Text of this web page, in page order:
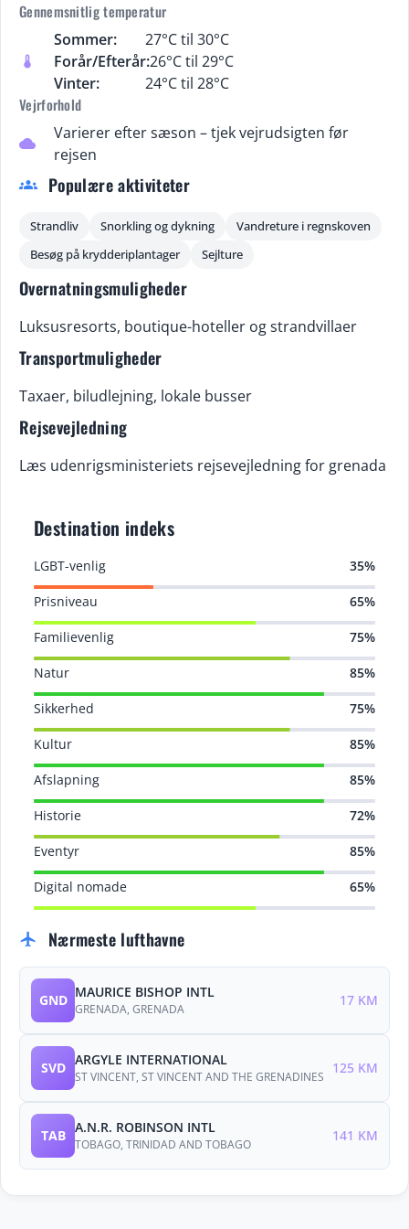
Gennemsnitlig temperatur
thermostat
Sommer:
27°C til 30°C
Forår/Efterår:26°C til 29°C
Vinter:
24°C til 28°C
Vejrforhold
cloud
Varierer efter sæson – tjek vejrudsigten før
rejsen
groups Populære aktiviteter
Strandliv Snorkling og dykning
Vandreture i regnskoven
Besøg på krydderiplantager
Sejlture
Overnatningsmuligheder
Luksusresorts, boutique-hoteller og strandvillaer
Transportmuligheder
Taxaer, biludlejning, lokale busser
Rejsevejledning
Læs udenrigsministeriets rejsevejledning for grenada
Destination indeks
LGBT-venlig 35%
Prisniveau 65%
Familievenlig 75%
Natur 85%
Sikkerhed 75%
Kultur 85%
Afslapning 85%
Historie 72%
Eventyr 85%
Digital nomade 65%
flight Nærmeste lufthavne
GND MAURICE BISHOP INTL
GRENADA, GRENADA
17 KM
SVD ARGYLE INTERNATIONAL
ST VINCENT, ST VINCENT AND THE GRENADINES
125 KM
TAB A.N.R. ROBINSON INTL
TOBAGO, TRINIDAD AND TOBAGO
141 KM